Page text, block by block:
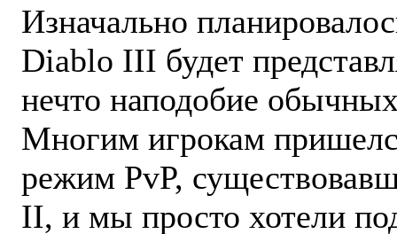
Изначально
Diablo III будет
нечто наподобие
Многим игрокам
режим PvP,
II, и мы просто хотели